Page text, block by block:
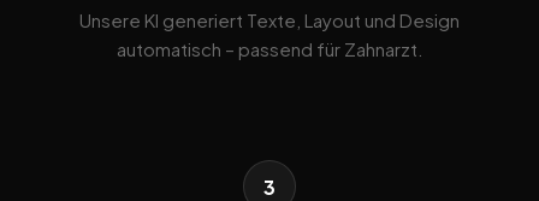
Unsere KI generiert Texte, Layout und Design
automatisch – passend für Zahnarzt.
3